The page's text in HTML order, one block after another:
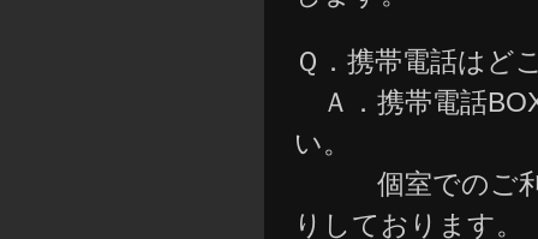
Ｑ．携帯電話はど
Ａ．携帯電話
い。
個室でのご利用
りしております。